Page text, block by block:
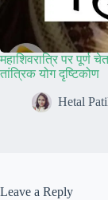
महाशिवरात्रि पर पूर्ण
तांत्रिक योग दृष्टिकोण
Hetal
Leave a Reply